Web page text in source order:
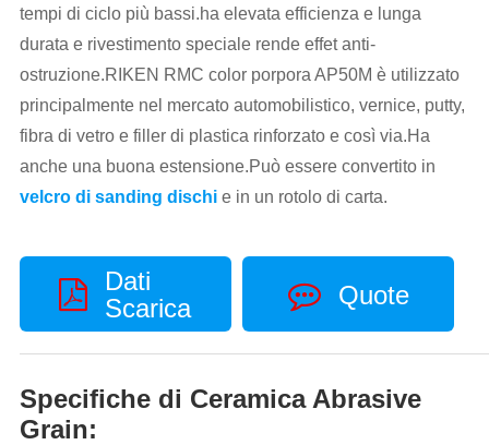
tempi di ciclo più bassi.ha elevata efficienza e lunga
durata e rivestimento speciale rende effet anti-
ostruzione.RIKEN RMC color porpora AP50M è utilizzato
principalmente nel mercato automobilistico, vernice, putty,
fibra di vetro e filler di plastica rinforzato e così via.Ha
anche una buona estensione.Può essere convertito in
velcro di sanding dischi e in un rotolo di carta.
Dati
Scarica
Quote
Specifiche di Ceramica Abrasive
Grain: